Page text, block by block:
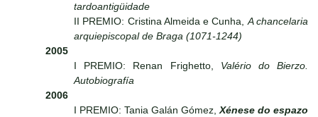
tardoantigüidade
II PREMIO: Cristina Almeida e Cunha,A chancelaria
arquiepiscopal de Braga (1071-1244)
2005
I PREMIO: Renan Frighetto, Valério do Bierzo.
Autobiografía
2006
I PREMIO: Tania Galán Gómez,Xénese do espazo